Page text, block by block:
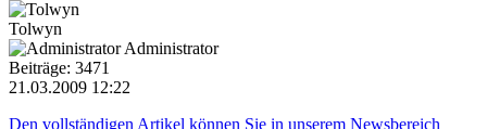
Tolwyn
Administrator
Beiträge: 3471
21.03.2009 12:22
Den vollständigen Artikel können Sie in unserem Newsbereich